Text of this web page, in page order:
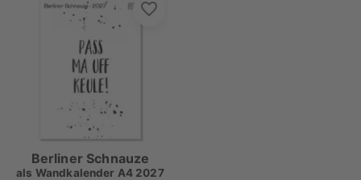
Berliner Schnauze
als Wandkalender A4 2027